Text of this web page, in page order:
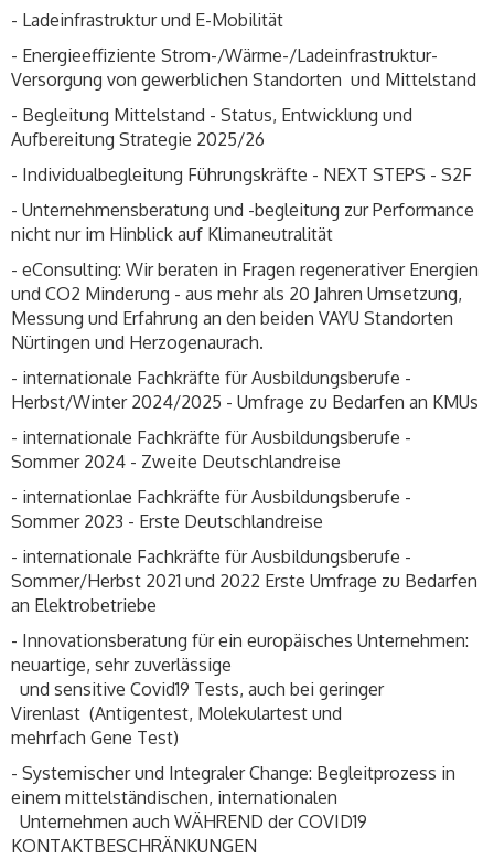
- Ladeinfrastruktur und E-Mobilität
- Energieeffiziente Strom-/Wärme-/Ladeinfrastruktur-
Versorgung von gewerblichen Standorten und Mittelstand
- Begleitung Mittelstand - Status, Entwicklung und
Aufbereitung Strategie 2025/26
- Individualbegleitung Führungskräfte - NEXT STEPS - S2F
- Unternehmensberatung und -begleitung zur Performance
nicht nur im Hinblick auf Klimaneutralität
- eConsulting: Wir beraten in Fragen regenerativer Energien
und CO2 Minderung - aus mehr als 20 Jahren Umsetzung,
Messung und Erfahrung an den beiden VAYU Standorten
Nürtingen und Herzogenaurach.
- internationale Fachkräfte für Ausbildungsberufe -
Herbst/Winter 2024/2025 - Umfrage zu Bedarfen an KMUs
- internationale Fachkräfte für Ausbildungsberufe -
Sommer 2024 - Zweite Deutschlandreise
- internationlae Fachkräfte für Ausbildungsberufe -
Sommer 2023 - Erste Deutschlandreise
- internationale Fachkräfte für Ausbildungsberufe -
Sommer/Herbst 2021 und 2022 Erste Umfrage zu Bedarfen
an Elektrobetriebe
- Innovationsberatung für ein europäisches Unternehmen:
neuartige, sehr zuverlässige
und sensitive Covid19 Tests, auch bei geringer
Virenlast (Antigentest, Molekulartest und
mehrfach Gene Test)
- Systemischer und Integraler Change: Begleitprozess in
einem mittelständischen, internationalen
Unternehmen auch WÄHREND der COVID19
KONTAKTBESCHRÄNKUNGEN